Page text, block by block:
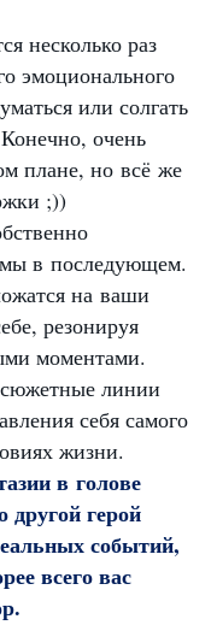
несколько раз
эмоционального
или солгать
очень
плане, но всё же
;))
в последующем.
на ваши
резонируя
моментами.
линии
себя самого
жизни.
в голове
герой
событий,
всего вас